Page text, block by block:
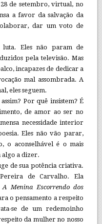
de setembro, virtual, no
a favor da salvação da
dar um voto de
luta. Eles não param de
pela televisão. Mas
incapazes de dedicar a
mal assombrada. A
eles seguem.
Por quê insistem? É
de amor ao ser no
necessidade interior
Eles não vão parar,
o aconselhável é o mais
algo a dizer.
de sua potência criativa.
de Carvalho. Ela
A Menina Escorrendo dos
o pensamento a respeito
se de um redemoinho
da mulher no nosso